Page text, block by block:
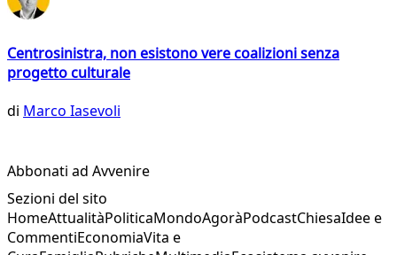
Centrosinistra, non esistono vere coalizioni senza
progetto culturale
di Marco Iasevoli
Abbonati ad Avvenire
Sezioni del sito
HomeAttualitàPoliticaMondoAgoràPodcastChiesaIdee e
CommentiEconomiaVita e